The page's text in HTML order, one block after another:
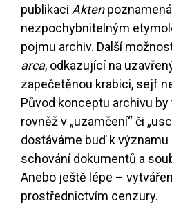
publikaci Akten
nezpochybnitelným
pojmu archiv. Další
arca, odkazující na
zapečetěnou krabici, sejf
Původ konceptu archivu
rovněž v „uzamčení“ či
dostáváme buď k významu
schování dokumentů a
Anebo ještě lépe –
prostřednictvím cenzury.